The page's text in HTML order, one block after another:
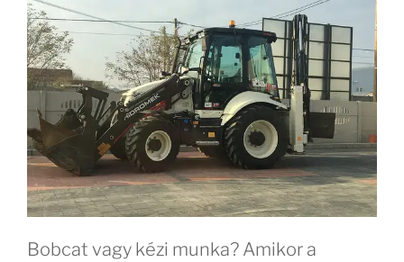
Bobcat vagy kézi munka? Amikor a